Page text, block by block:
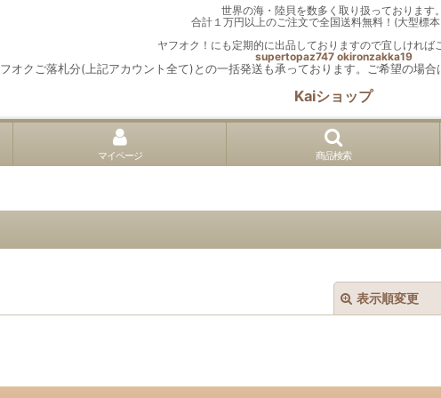
世界の海・陸貝を数多く取り扱っております。
合計１万円以上のご注文で全国送料無料！(大型標
ヤフオク！にも定期的に出品しておりますので宜しければ
supertopaz747 okironzakka19
オクご落札分(上記アカウント全て)との一括発送も承っております。ご希望の場合
Kaiショップ
マイページ 商品検索
表示順変更